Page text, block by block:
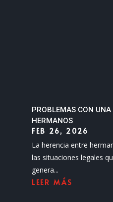
PROBLEMAS CON UNA
HERMANOS
FEB 26, 2026
La herencia entre
las situaciones legales
genera...
LEER MÁS